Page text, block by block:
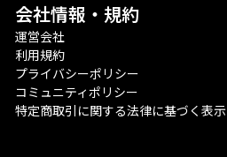
会社情報・規約
運営会社
利用規約
プライバシーポリシー
コミュニティポリシー
特定商取引に関する法律に基づく表示